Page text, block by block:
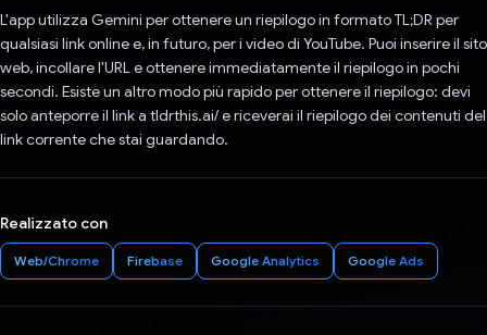
L'app utilizza Gemini per ottenere un riepilogo in formato TL;DR per
qualsiasi link online e, in futuro, per i video di YouTube. Puoi inserire il sito
web, incollare l'URL e ottenere immediatamente il riepilogo in pochi
secondi. Esiste un altro modo più rapido per ottenere il riepilogo: devi
solo anteporre il link a tldrthis.ai/ e riceverai il riepilogo dei contenuti del
link corrente che stai guardando.
Realizzato con
Web/Chrome Firebase Google Analytics Google Ads